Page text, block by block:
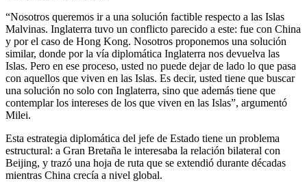
“Nosotros queremos ir a una solución factible respecto a las Islas
Malvinas. Inglaterra tuvo un conflicto parecido a este: fue con China
y por el caso de Hong Kong. Nosotros proponemos una solución
similar, donde por la vía diplomática Inglaterra nos devuelva las
Islas. Pero en ese proceso, usted no puede dejar de lado lo que pasa
con aquellos que viven en las Islas. Es decir, usted tiene que buscar
una solución no solo con Inglaterra, sino que además tiene que
contemplar los intereses de los que viven en las Islas”, argumentó
Milei.
Esta estrategia diplomática del jefe de Estado tiene un problema
estructural: a Gran Bretaña le interesaba la relación bilateral con
Beijing, y trazó una hoja de ruta que se extendió durante décadas
mientras China crecía a nivel global.